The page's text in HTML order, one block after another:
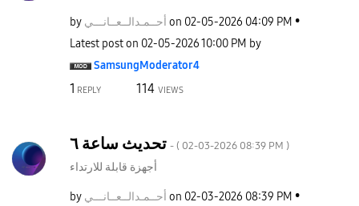
by أحــمـدالــعــانـــي on ‎02-05-2026 04:09 PM
Latest post on ‎02-05-202610:00 PM by
SamsungModerator4
1 REPLY 114 VIEWS
تحديث ساعة ٦ - ( ‎02-03-2026 08:39 PM )
أجهزة قابلة للارتداء
by أحــمـدالــعــانـــي on ‎02-03-2026 08:39 PM